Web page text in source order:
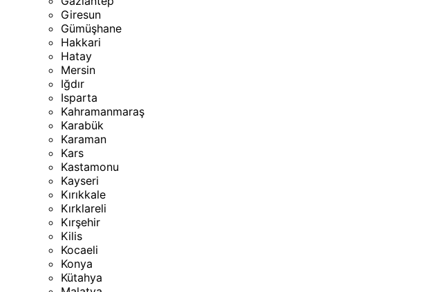
Giresun
Gümüşhane
Hakkari
Hatay
Mersin
Iğdır
Isparta
Kahramanmaraş
Karabük
Karaman
Kars
Kastamonu
Kayseri
Kırıkkale
Kırklareli
Kırşehir
Kilis
Kocaeli
Konya
Kütahya